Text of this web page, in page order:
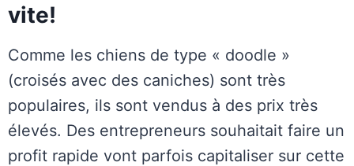
vite!
Comme les chiens de type « doodle »
(croisés avec des caniches) sont très
populaires, ils sont vendus à des prix très
élevés. Des entrepreneurs souhaitait faire un
profit rapide vont parfois capitaliser sur cette